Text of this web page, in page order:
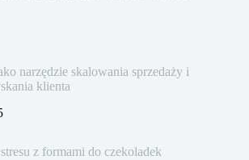
narzędzie skalowania sprzedaży i
klienta
z formami do czekoladek